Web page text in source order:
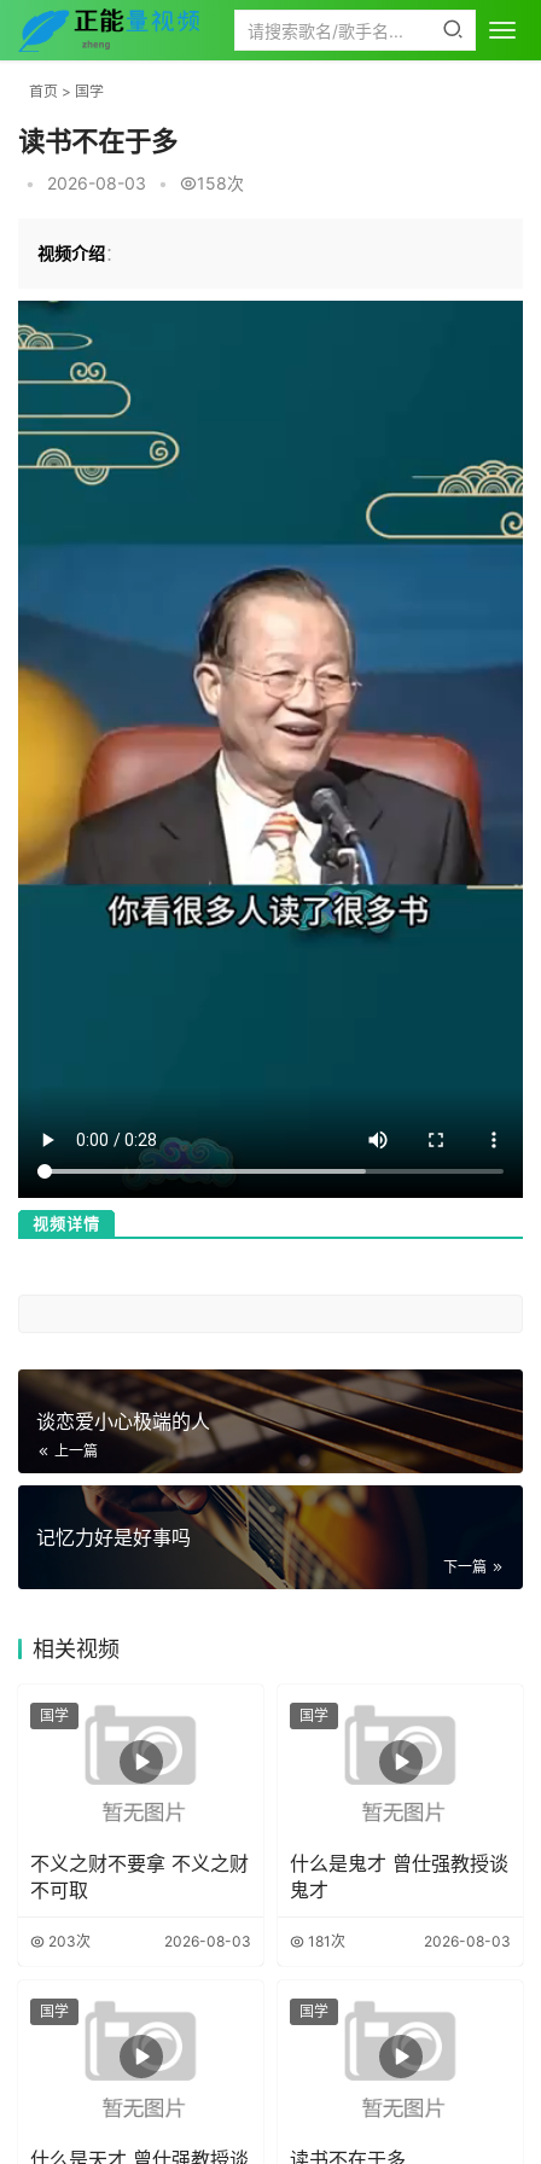
首页 > 国学
读书不在于多
• 2026-08-03 • 158次
视频介绍：
视频详情
谈恋爱小心极端的人
上一篇
记忆力好是好事吗
下一篇
相关视频
国学
不义之财不要拿 不义之财
不可取
203次 2026-08-03
国学
什么是鬼才 曾仕强教授谈
鬼才
181次 2026-08-03
国学
什么是天才 曾仕强教授谈
国学
读书不在于多